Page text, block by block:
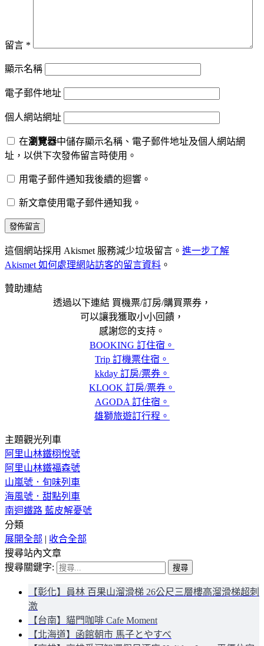
留言 *
顯示名稱
電子郵件地址
個人網站網址
在瀏覽器中儲存顯示名稱、電子郵件地址及個人網站網
址，以供下次發佈留言時使用。
用電子郵件通知我後續的迴響。
新文章使用電子郵件通知我。
這個網站採用 Akismet 服務減少垃圾留言。 進一步了解
Akismet 如何處理網站訪客的留言資料 。
贊助連結
透過以下連結 買機票/訂房/購買票券，
可以讓我獲取小小回饋，
感謝您的支持。
BOOKING 訂住宿。
Trip 訂機票住宿。
kkday 訂房/票券。
KLOOK 訂房/票券。
AGODA 訂住宿。
雄獅旅遊訂行程。
主題觀光列車
阿里山林鐵栩悅號
阿里山林鐵福森號
山嵐號．旬味列車
海風號．甜點列車
南迴鐵路 藍皮解憂號
分類
展開全部 | 收合全部
搜尋站內文章
搜尋關鍵字:
【彰化】員林 百果山溜滑梯 26公尺三層樓高溜滑梯超刺
激
【台南】貓門咖啡 Cafe Moment
【北海道】函館朝市 馬子とやすべ